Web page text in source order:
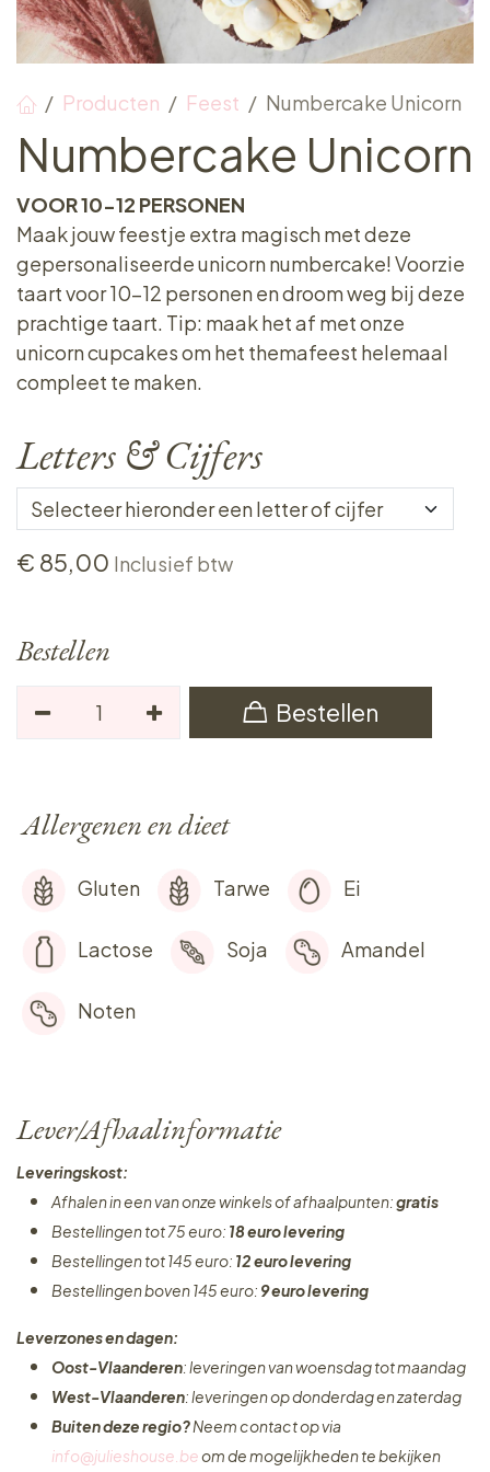
Producten Feest Numbercake Unicorn
Numbercake Unicorn
VOOR 10-12 PERSONEN
Maak jouw feestje extra magisch met deze
gepersonaliseerde unicorn numbercake! Voorzie
taart voor 10-12 personen en droom weg bij deze
prachtige taart. Tip: maak het af met onze
unicorn cupcakes om het themafeest helemaal
compleet te maken.
Letters & Cijfers
€ 85,00 Inclusief btw
Bestellen
Bestellen
Allergenen en dieet
Gluten Tarwe Ei
Lactose Soja Amandel
Noten
Lever/Afhaalinformatie
Leveringskost:
Afhalen in een van onze winkels of afhaalpunten:gratis
Bestellingen tot 75 euro: 18 euro levering
Bestellingen tot 145 euro: 12 euro levering
Bestellingen boven 145 euro: 9 euro levering
Leverzones en dagen:
Oost-Vlaanderen: leveringen van woensdag tot maandag
West-Vlaanderen: leveringen op donderdag en zaterdag
Buiten deze regio?Neem contact op via
info@julieshouse.beom de mogelijkheden te bekijken